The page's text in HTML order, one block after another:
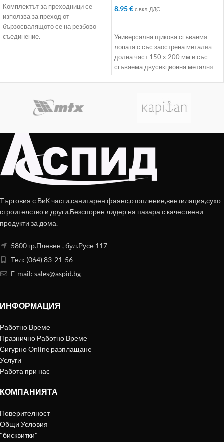
Комплектът за преходници се
използва за преход от
бързосвалящото се на резбово
съединение.
8.95€ с вкл. ДДС
Универсална щикова сгъваема
лопата с със заострена метална
долна част 150 х 200 мм и със
сгъваема двусекционна метална
Търговия с ВиК части,санитарен фаянс,отопление,вентилация,сухо
строителство и други.Безспорен лидер на пазара с качествени
продукти за дома.
5800 гр.Плевен , бул.Русе 117
Тел: (064) 83-21-56
E-mail: sales@aspid.bg
ИНФОРМАЦИЯ
Работно Време
Празнично Работно Време
Сигурно Online разплащане
Услуги
Работа при нас
КОМПАНИЯТА
Поверителност
Общи Условия
"бисквитки"